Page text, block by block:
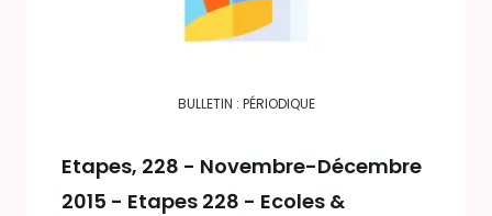
BULLETIN : PÉRIODIQUE
Etapes, 228 - Novembre-Décembre
2015 - Etapes 228 - Ecoles &